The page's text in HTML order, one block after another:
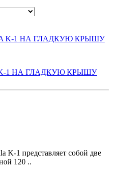
1 НА ГЛАДКУЮ КРЫШУ
K-1 представляет собой две
120 ..